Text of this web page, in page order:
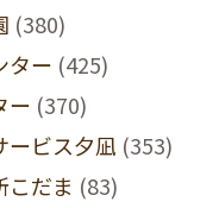
(380)
ター (425)
ー (370)
ービス夕凪 (353)
こだま (83)